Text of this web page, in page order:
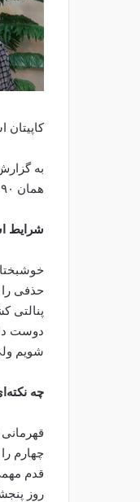
کاپیتان
به
همان ۹۰ دقیقه تمام شود و استقلال نباید مجال کشیده شدن کار به ضیافت پنالتی‌ها را بدهد.
شرایط
حذفی را
پنالتی
دوست
شویم
چه
چهارم
قدم